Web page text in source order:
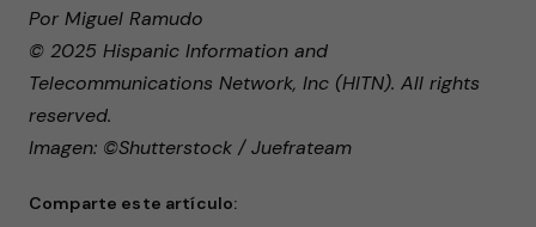
Por Miguel Ramudo
© 2025 Hispanic Information and
Telecommunications Network, Inc (HITN). All rights
reserved.
Imagen: ©Shutterstock / Juefrateam
Comparte este artículo: